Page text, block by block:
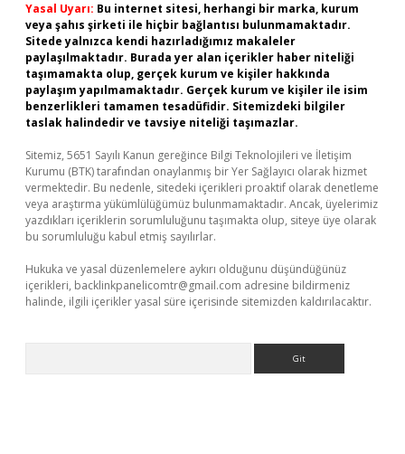
Yasal Uyarı: Bu internet sitesi, herhangi bir marka, kurum
veya şahıs şirketi ile hiçbir bağlantısı bulunmamaktadır.
Sitede yalnızca kendi hazırladığımız makaleler
paylaşılmaktadır. Burada yer alan içerikler haber niteliği
taşımamakta olup, gerçek kurum ve kişiler hakkında
paylaşım yapılmamaktadır. Gerçek kurum ve kişiler ile isim
benzerlikleri tamamen tesadüfidir. Sitemizdeki bilgiler
taslak halindedir ve tavsiye niteliği taşımazlar.
Sitemiz, 5651 Sayılı Kanun gereğince Bilgi Teknolojileri ve İletişim
Kurumu (BTK) tarafından onaylanmış bir Yer Sağlayıcı olarak hizmet
vermektedir. Bu nedenle, sitedeki içerikleri proaktif olarak denetleme
veya araştırma yükümlülüğümüz bulunmamaktadır. Ancak, üyelerimiz
yazdıkları içeriklerin sorumluluğunu taşımakta olup, siteye üye olarak
bu sorumluluğu kabul etmiş sayılırlar.
Hukuka ve yasal düzenlemelere aykırı olduğunu düşündüğünüz
içerikleri, backlinkpanelicomtr@gmail.com adresine bildirmeniz
halinde, ilgili içerikler yasal süre içerisinde sitemizden kaldırılacaktır.